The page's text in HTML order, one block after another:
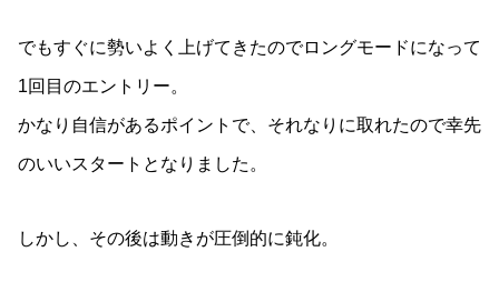
でもすぐに勢いよく上げてきたのでロングモードになって
1回目のエントリー。
かなり自信があるポイントで、それなりに取れたので幸先
のいいスタートとなりました。
しかし、その後は動きが圧倒的に鈍化。